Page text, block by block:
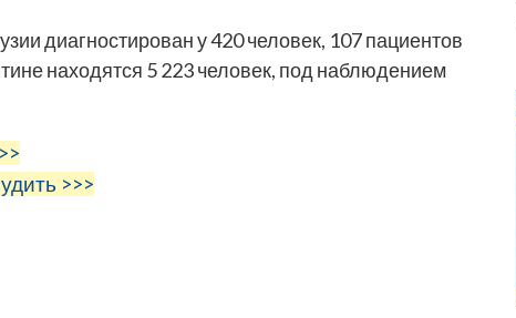
диагностирован у 420 человек, 107 пациентов
находятся 5 223 человек, под наблюдением
>>>